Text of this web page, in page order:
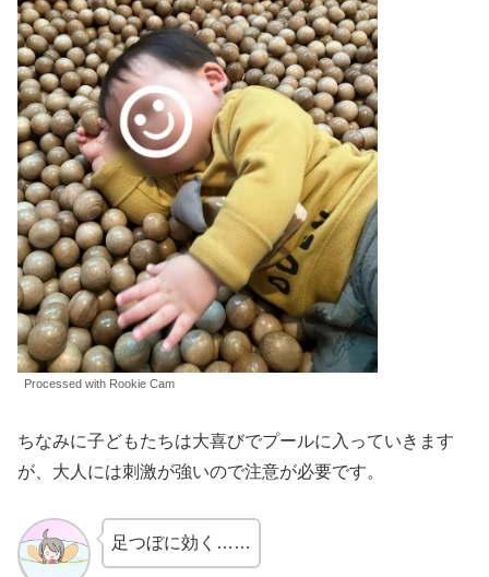
Processed with Rookie Cam
ちなみに子どもたちは大喜びでプールに入っていきます
が、大人には刺激が強いので注意が必要です。
足つぼに効く……